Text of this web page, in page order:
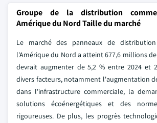
Groupe de la distribution
Amérique du Nord Taille du marché
Le marché des panneaux de
l'Amérique du Nord a atteint 677,6 millions
devrait augmenter de 5,2 % entre 2024 et
divers facteurs, notamment l'augmentation
dans l'infrastructure commerciale, la
solutions écoénergétiques et des
rigoureuses. De plus, les progrès